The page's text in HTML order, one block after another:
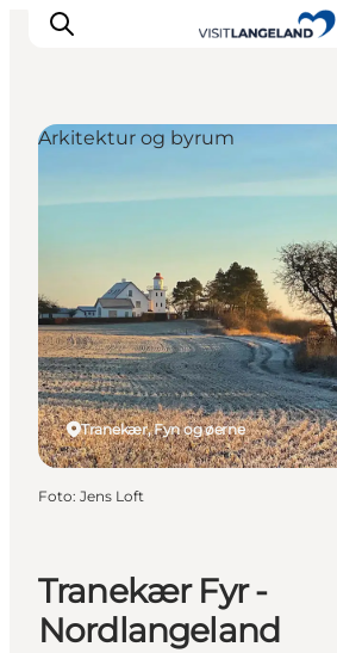
Oplevelser
Overnatning
Planlæg ferie
Tranekær Fyr -
Nordlangeland
Tranekær, Fyn og øerne
Arkitektur og byrum
Foto: Jens Loft